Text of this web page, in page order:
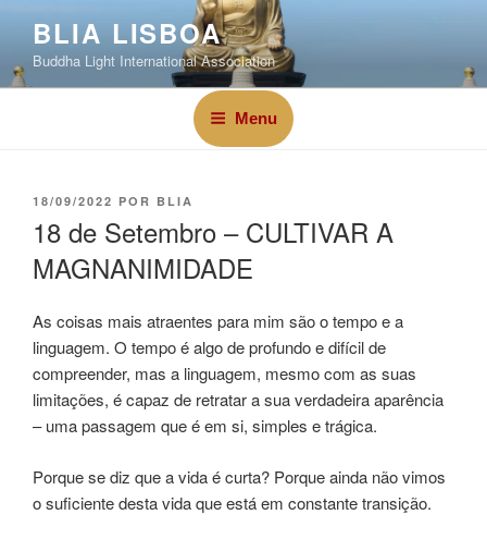
BLIA LISBOA
Buddha Light International Association
Menu
18/09/2022 POR BLIA
18 de Setembro – CULTIVAR A
MAGNANIMIDADE
As coisas mais atraentes para mim são o tempo e a
linguagem. O tempo é algo de profundo e difícil de
compreender, mas a linguagem, mesmo com as suas
limitações, é capaz de retratar a sua verdadeira aparência
– uma passagem que é em si, simples e trágica.
Porque se diz que a vida é curta? Porque ainda não vimos
o suficiente desta vida que está em constante transição.